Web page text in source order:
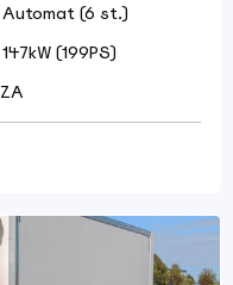
Automat (6 st.)
147kW (199PS)
ZA